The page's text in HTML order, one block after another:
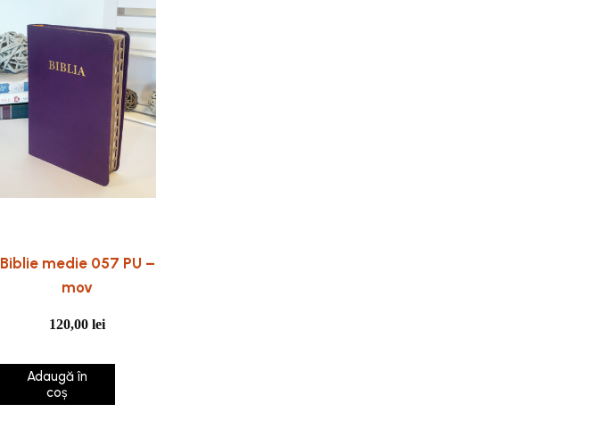
Biblie medie 057 PU –
mov
120,00lei
Adaugă în
coș